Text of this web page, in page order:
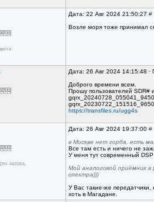
Дата: 22 Авг 2024 21:50:27 #
Возле моря тоже принимал
Дата: 26 Авг 2024 14:15:48 ·
Доброго времени всем.
Прошу пользователей SDR#
https://transfiles.ru/ugg4s
-NO15UL
Дата: 26 Авг 2024 19:37:00 #
в Москве нет горба, есть
Все там есть и ничего не
У меня тут современный
Мой аналоговой приёмник
спектра)))
У Вас такие-же передатчики,
хоть в Магадане.